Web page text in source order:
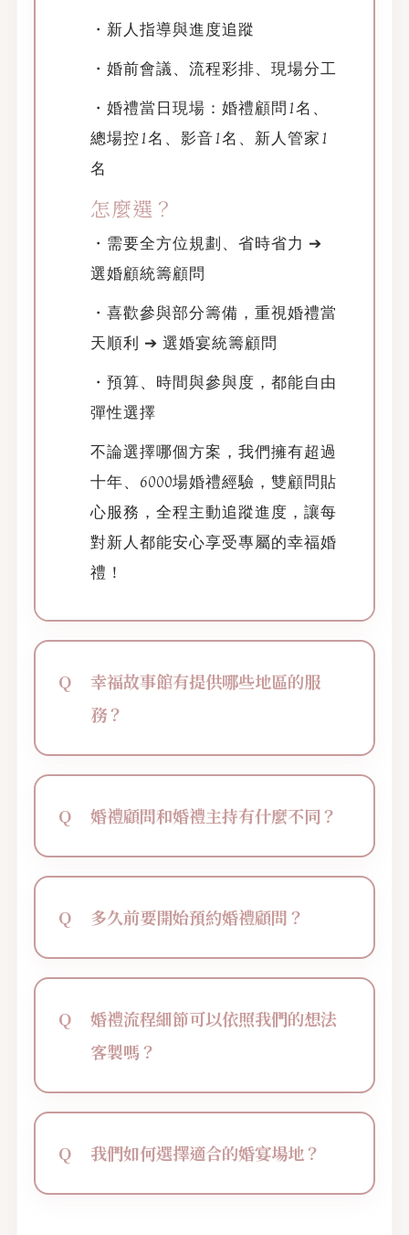
・新人指導與進度追蹤
・婚前會議、流程彩排、現場分工
・婚禮當日現場：婚禮顧問1名、
總場控1名、影音1名、新人管家1
名
怎麼選？
・需要全方位規劃、省時省力 ➔
選婚顧統籌顧問
・喜歡參與部分籌備，重視婚禮當
天順利 ➔ 選婚宴統籌顧問
・預算、時間與參與度，都能自由
彈性選擇
不論選擇哪個方案，我們擁有超過
十年、6000場婚禮經驗，雙顧問貼
心服務，全程主動追蹤進度，讓每
對新人都能安心享受專屬的幸福婚
禮！
幸福故事館有提供哪些地區的服
務？
婚禮顧問和婚禮主持有什麼不同？
多久前要開始預約婚禮顧問？
婚禮流程細節可以依照我們的想法
客製嗎？
我們如何選擇適合的婚宴場地？